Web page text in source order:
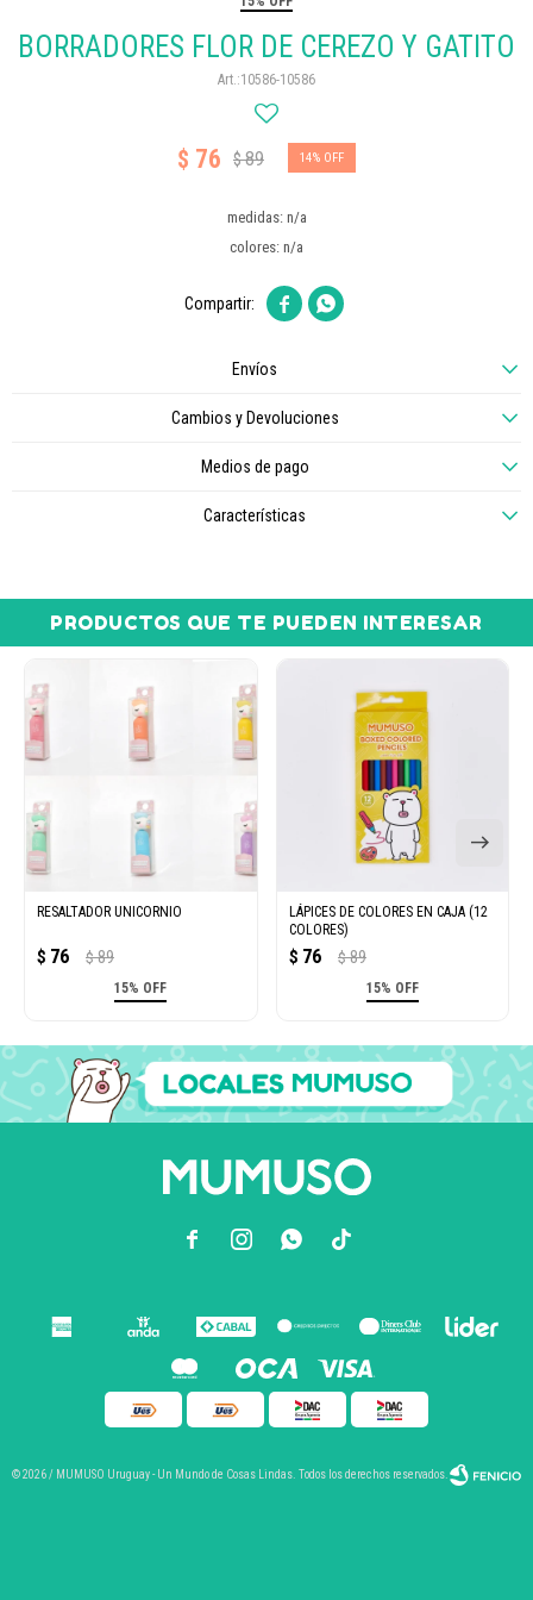
BORRADORES FLOR DE CEREZO Y GATITO
10586-10586
$ 76 $89 14
medidas: n/a
colores: n/a
 
Envíos
Cambios y Devoluciones
Medios de pago
Características
PRODUCTOS QUE TE PUEDEN INTERESAR
RESALTADOR UNICORNIO
$ 76 $ 89
15% OFF
LÁPICES DE COLORES EN CAJA (12
COLORES)
$ 76 $ 89
15% OFF
  
© 2026 / MUMUSO Uruguay - Un Mundo de Cosas Lindas. Todos los derechos reservados.